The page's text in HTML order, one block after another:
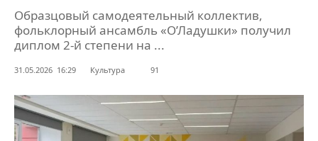
Образцовый самодеятельный коллектив,
фольклорный ансамбль «О’Ладушки» получил
диплом 2-й степени на ...
31.05.2026 16:29 Культура 91